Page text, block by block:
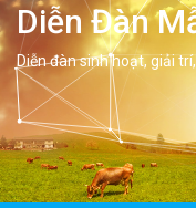
Diễn Đàn
Diễn đàn sinh hoạt, giải